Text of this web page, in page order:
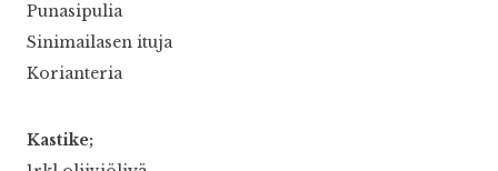
Punasipulia
Sinimailasen ituja
Korianteria
Kastike;